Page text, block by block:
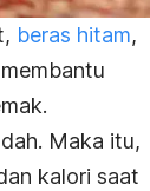
beras hitam,
Maka itu,
kalori saat